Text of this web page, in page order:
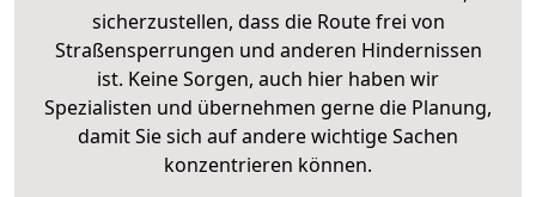
sicherzustellen, dass die Route frei von
Straßensperrungen und anderen Hindernissen
ist. Keine Sorgen, auch hier haben wir
Spezialisten und übernehmen gerne die Planung,
damit Sie sich auf andere wichtige Sachen
konzentrieren können.